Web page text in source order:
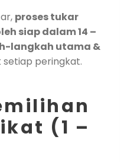
proses tukar
siap dalam 14 –
langkah utama &
setiap peringkat.
(1 –